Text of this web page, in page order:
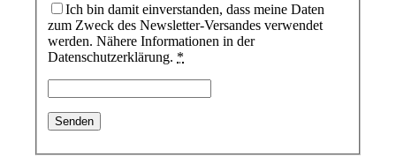
Ich bin damit einverstanden, dass meine Daten
zum Zweck des Newsletter-Versandes verwendet
werden. Nähere Informationen in der
Datenschutzerklärung. *